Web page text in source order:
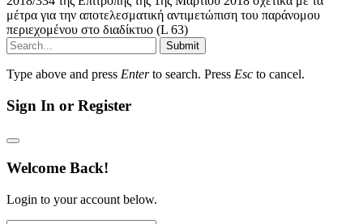
μέτρα για την αποτελεσματική αντιμετώπιση του παράνομου
περιεχομένου στο διαδίκτυο (L 63)
Submit
Type above and press Enterto search. Press Esc to cancel.
Sign In or Register
Welcome Back!
Login to your account below.